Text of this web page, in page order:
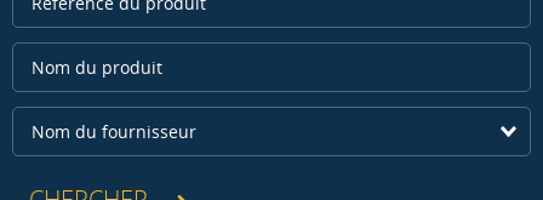
Nom du fournisseur